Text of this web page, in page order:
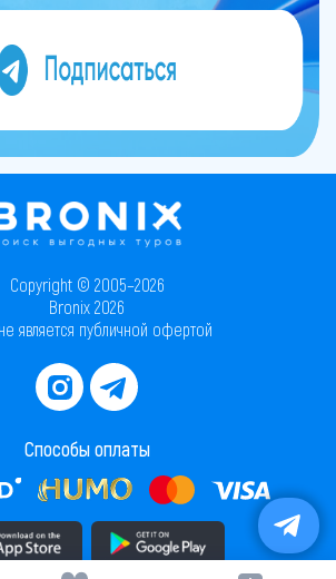
Copyright © 2005–2026
Bronix 2026
является публичной офертой
Способы оплаты
Скачать приложение в AppStore Скачать приложение в PlayMarket